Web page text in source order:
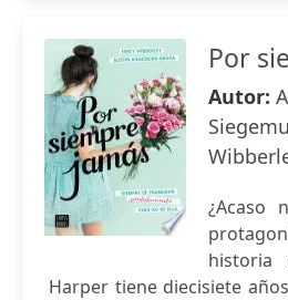
Por
Autor:
¿Acaso
historia
Harper tiene diecisiete